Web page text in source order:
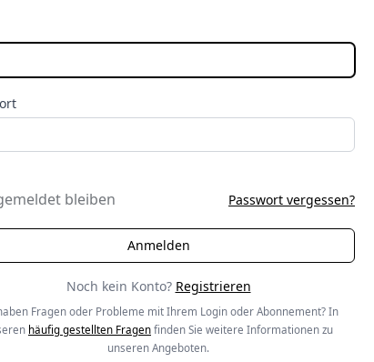
bleiben Passwort vergessen?
Noch kein Konto? Registrieren
Fragen oder Probleme mit Ihrem Login oder Abonnement? In
häufig gestellten Fragen finden Sie weitere Informationen zu
unseren Angeboten.